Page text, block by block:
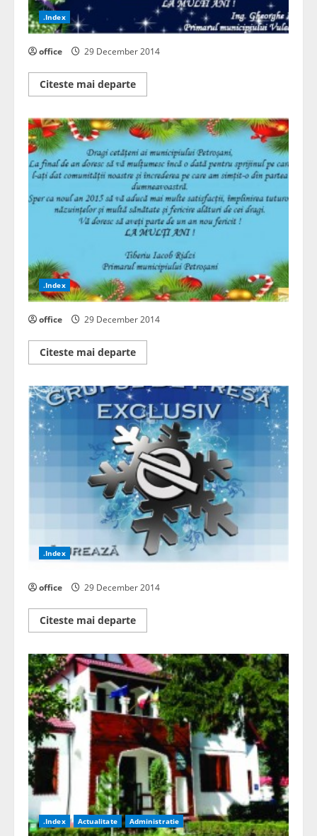
.Index
office 29 December 2014
Citeste mai departeRead
more
.Index
office 29 December 2014
Citeste mai departeRead
more
.Index
office 29 December 2014
Citeste mai departeRead
more
.Index Actualitate Administratie